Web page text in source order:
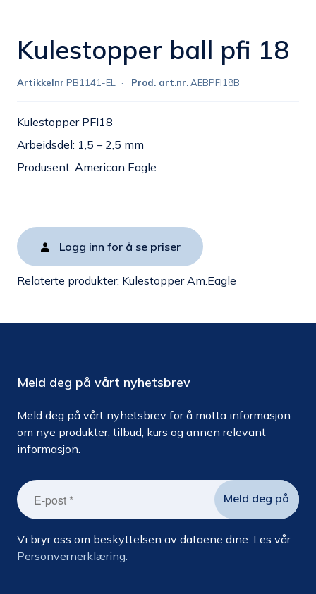
Kulestopper ball pfi 18
Artikkelnr PB1141-EL Prod. art.nr.AEBPFI18B
Kulestopper PFI18
Arbeidsdel: 1,5 – 2,5 mm
Produsent: American Eagle
Logg inn for å se priser
Relaterte produkter: Kulestopper Am.Eagle
Meld deg på vårt nyhetsbrev
Meld deg på vårt nyhetsbrev for å motta informasjon
om nye produkter, tilbud, kurs og annen relevant
informasjon.
Vi bryr oss om beskyttelsen av dataene dine. Les vår
Personvernerklæring.